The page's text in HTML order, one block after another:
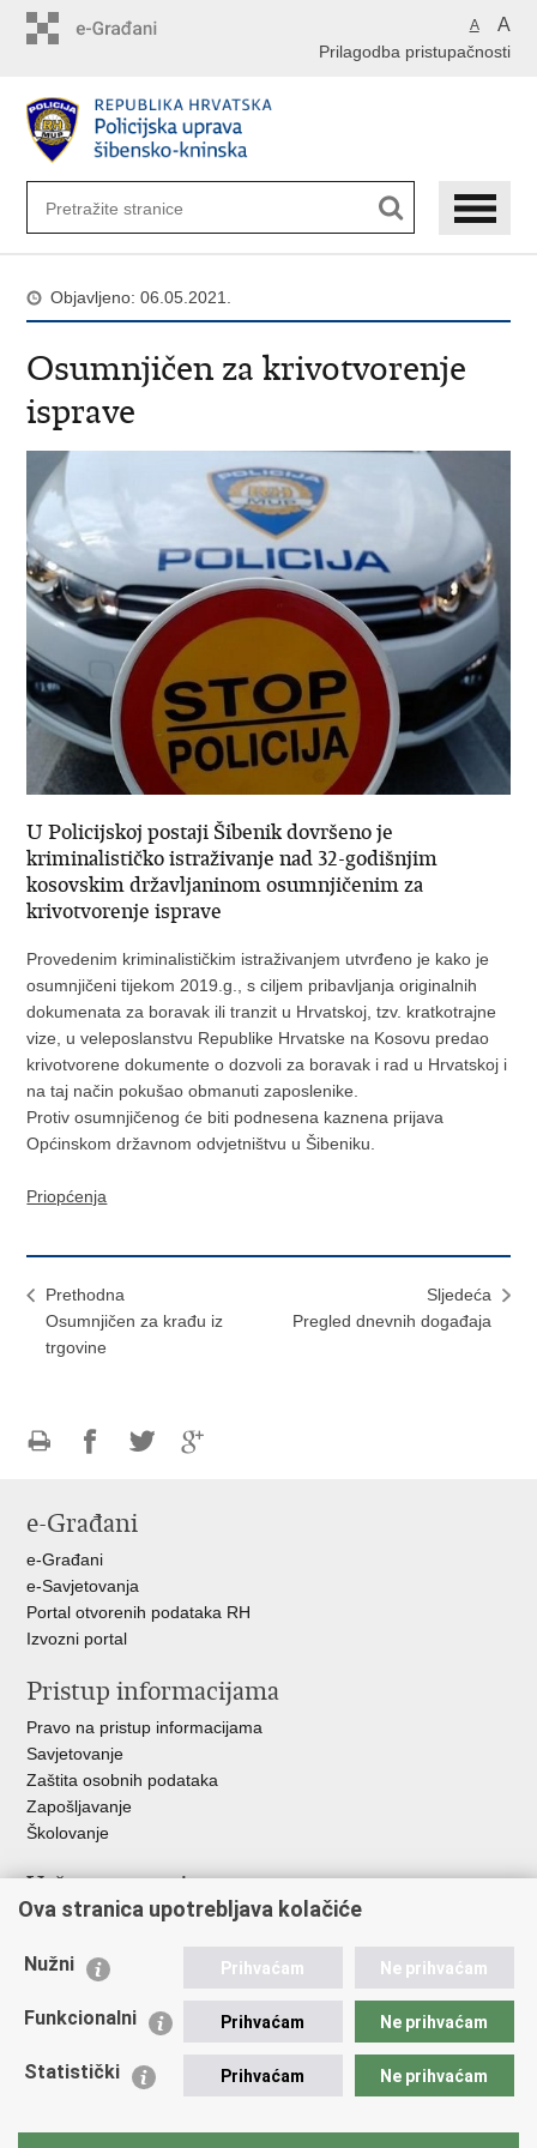
A A
Prilagodba pristupačnosti
Objavljeno: 06.05.2021.
Osumnjičen za krivotvorenje
isprave
U Policijskoj postaji Šibenik dovršeno je
kriminalističko istraživanje nad 32-godišnjim
kosovskim državljaninom osumnjičenim za
krivotvorenje isprave
Provedenim kriminalističkim istraživanjem utvrđeno je kako je
osumnjičeni tijekom 2019.g., s ciljem pribavljanja originalnih
dokumenata za boravak ili tranzit u Hrvatskoj, tzv. kratkotrajne
vize, u veleposlanstvu Republike Hrvatske na Kosovu predao
krivotvorene dokumente o dozvoli za boravak i rad u Hrvatskoj i
na taj način pokušao obmanuti zaposlenike.
Protiv osumnjičenog će biti podnesena kaznena prijava
Općinskom državnom odvjetništvu u Šibeniku.
Priopćenja
Prethodna
Osumnjičen za krađu iz
trgovine
Sljedeća
Pregled dnevnih događaja
FacebookuTwitteru
e-Građani
e-Građani
e-Savjetovanja
Portal otvorenih podataka RH
Izvozni portal
Pristup informacijama
Pravo na pristup informacijama
Savjetovanje
Zaštita osobnih podataka
Zapošljavanje
Školovanje
Važne poveznice
Ministarstvo unutarnjih poslova
Udruge
Policijska akademija
Zaklada policijske solidarnosti
Vučetić"
Ova stranica upotrebljava kolačiće
Nužni Prihvaćam Ne prihvaćam
Funkcionalni Prihvaćam Ne prihvaćam
Statistički Prihvaćam Ne prihvaćam